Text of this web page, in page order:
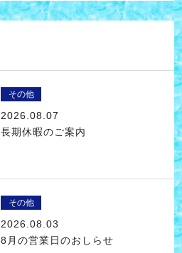
その他
2026.08.07
長期休暇のご案内
その他
2026.08.03
8月の営業日のおしらせ